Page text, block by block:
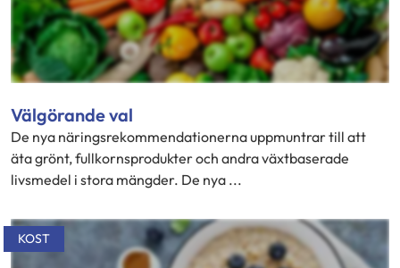
Välgörande val
De nya näringsrekommendationerna uppmuntrar till att
äta grönt, fullkornsprodukter och andra växtbaserade
livsmedel i stora mängder. De nya ...
KOST